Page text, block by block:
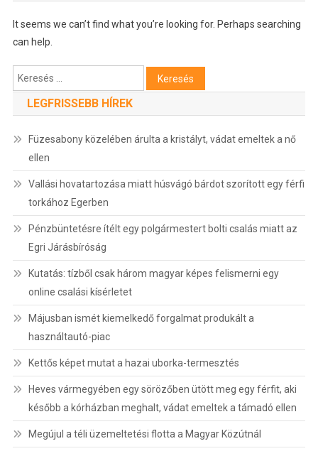
It seems we can’t find what you’re looking for. Perhaps searching
can help.
Keresés:
LEGFRISSEBB HÍREK
Füzesabony közelében árulta a kristályt, vádat emeltek a nő
ellen
Vallási hovatartozása miatt húsvágó bárdot szorított egy férfi
torkához Egerben
Pénzbüntetésre ítélt egy polgármestert bolti csalás miatt az
Egri Járásbíróság
Kutatás: tízből csak három magyar képes felismerni egy
online csalási kísérletet
Májusban ismét kiemelkedő forgalmat produkált a
használtautó-piac
Kettős képet mutat a hazai uborka-termesztés
Heves vármegyében egy sörözőben ütött meg egy férfit, aki
később a kórházban meghalt, vádat emeltek a támadó ellen
Megújul a téli üzemeltetési flotta a Magyar Közútnál